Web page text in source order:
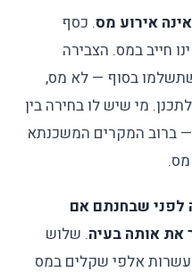
אינה אירוע מס. כסף
חייב במס. הצבירה
שתשלמו בסוף — לא מס,
מי שיש לו בחירה בין
ברוב המקרים המשכנתא
לפני שבחנתם אם
את אותה בעיה. שלוש
עשרות אלפי שקלים במס